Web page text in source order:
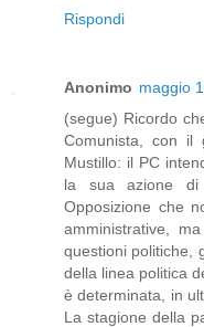
Rispondi
Anonimo maggio
(segue) Ricordo
Comunista, con il
Mustillo: il PC
la sua azione di
Opposizione che
amministrative,
questioni politiche,
della linea politica
è determinata, in
La stagione della